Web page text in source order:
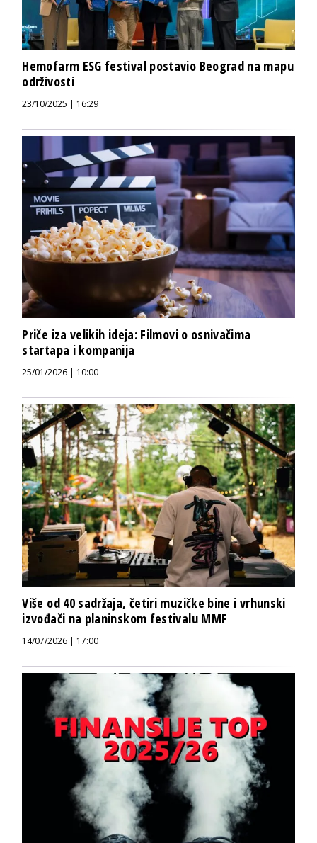
Hemofarm ESG festival postavio Beograd na mapu
održivosti
23/10/2025 | 16:29
Priče iza velikih ideja: Filmovi o osnivačima
startapa i kompanija
25/01/2026 | 10:00
Više od 40 sadržaja, četiri muzičke bine i vrhunski
izvođači na planinskom festivalu MMF
14/07/2026 | 17:00